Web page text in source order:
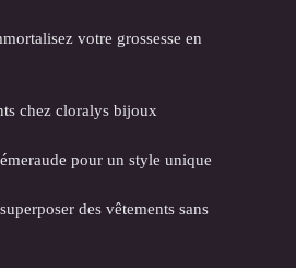
votre grossesse en
chez cloralys bijoux
pour un style unique
des vêtements sans